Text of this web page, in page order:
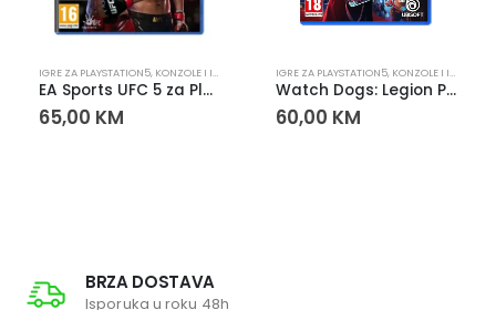
PLAYSTATIONIGRE ZA PLAYSTATION5, KONZOLE I IGRE PLAYSTATION
EA Sports UFC 5 za PlayStation 5 (PS5)
65,00 KM
IGRE ZA PLAYSTATION5, KONZOLE I IGRE
Watch Dogs: Legion PS5
60,00 KM
BRZA DOSTAVA
Isporuka u roku 48h